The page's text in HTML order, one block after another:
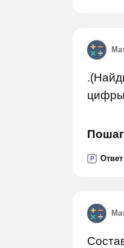
цифры
P